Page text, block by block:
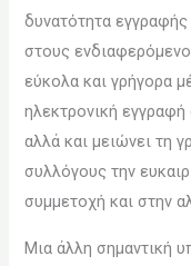
δυνατότητα
στους
εύκολα και γρήγορα
ηλεκτρονική εγγραφή
αλλά και μειώνει τη
συλλόγους την
συμμετοχή και στην
Μια άλλη σημαντική